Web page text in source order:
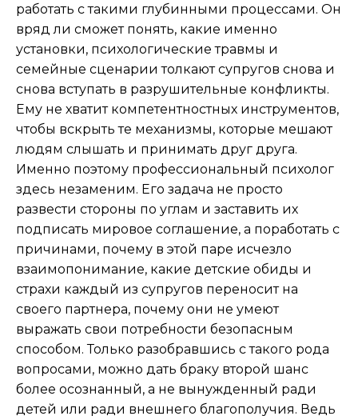
работать с такими глубинными процессами. Он
вряд ли сможет понять, какие именно
установки, психологические травмы и
семейные сценарии толкают супругов снова и
снова вступать в разрушительные конфликты.
Ему не хватит компетентностных инструментов,
чтобы вскрыть те механизмы, которые мешают
людям слышать и принимать друг друга.
Именно поэтому профессиональный психолог
здесь незаменим. Его задача не просто
развести стороны по углам и заставить их
подписать мировое соглашение, а поработать с
причинами, почему в этой паре исчезло
взаимопонимание, какие детские обиды и
страхи каждый из супругов переносит на
своего партнера, почему они не умеют
выражать свои потребности безопасным
способом. Только разобравшись с такого рода
вопросами, можно дать браку второй шанс
более осознанный, а не вынужденный ради
детей или ради внешнего благополучия. Ведь